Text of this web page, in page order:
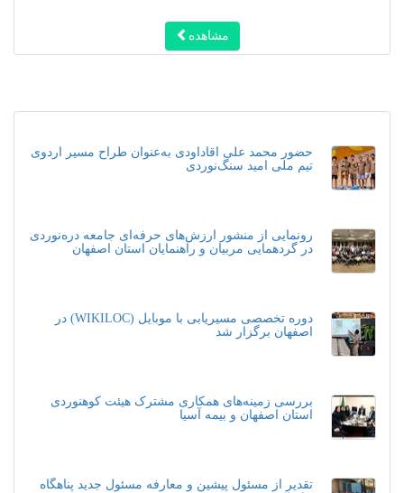
مشاهده
حضور محمد علی اقاداودی به‌عنوان طراح مسیر اردوی
تیم ملی امید سنگ‌نوردی ‌
رونمایی از منشور ارزش‌های حرفه‌ای جامعه دره‌نوردی
در گردهمایی مربیان و راهنمایان استان اصفهان
دوره تخصصی مسیریابی با موبایل (WIKILOC) در
اصفهان برگزار شد
بررسی زمینه‌های همکاری مشترک هیئت کوهنوردی
استان اصفهان و بیمه آسیا
تقدیر از مسئول پیشین و معارفه مسئول جدید پناهگاه